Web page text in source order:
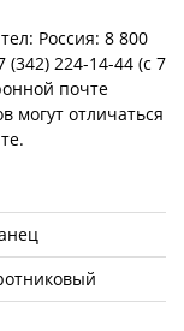
Россия: 8 800
224-14-44 (c 7
почте
могут отличаться